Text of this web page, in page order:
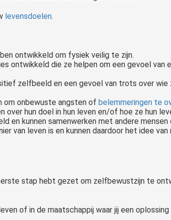
levensdoelen.
ontwikkeld om fysiek veilig te zijn.
ontwikkeld die ze helpen om een gevoel
zelfbeeld en een gevoel van trots over
om onbewuste angsten ofbelemmeringen te
hun doel in hun leven en/of hoe ze hun
en kunnen samenwerken met andere
van leven is en kunnen daardoor het idee
stap hebt gezet om zelfbewustzijn te
of in de maatschappij waar jij een